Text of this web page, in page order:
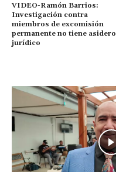
VIDEO-Ramón Barrios:
Investigación contra
miembros de excomisión
permanente no tiene asidero
jurídico